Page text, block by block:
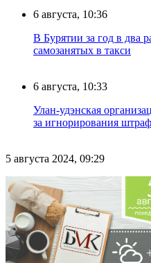
6 августа, 10:36
В Бурятии за год в два
самозанятых в такси
6 августа, 10:33
Улан-удэнская
за игнорирования
5 августа 2024, 09:29